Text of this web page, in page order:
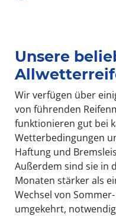
Run-flat (mit
Unsere
Wir verfügen über
von führenden
funktionieren gut bei
Wetterbedingungen
Haftung und
Außerdem sind sie in
Monaten stärker als
Wechsel von
umgekehrt,